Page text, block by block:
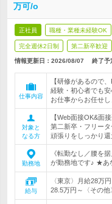
万可/o
正社員 職種・業種未経験OK
完全週休2日制 第二新卒歓迎
情報更新日：2026/08/07 終了予
仕事内容
【研修があるので
経験・初心者でも
お仕事からお任せし
対象と
なる方
【Web面接OK&面
第二新卒・フリー
頑張りをしっかり還
勤務地
《転勤なし／腰を
が勤務地です♪ ★あ
給与
〈東京〉月給28万
28.5万円～〈その